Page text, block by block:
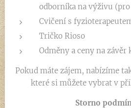
odborníka na výživu
Cvičení s
Tričko Rioso
Odměny a ceny na závěr
Pokud máte zájem, nabízíme
které si můžete vybrat v
Storno